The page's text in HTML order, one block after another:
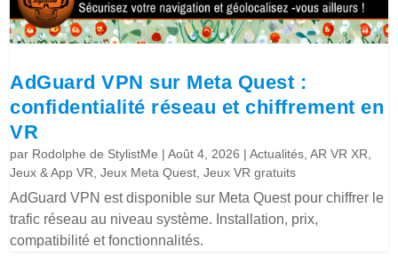
AdGuard VPN sur Meta Quest :
confidentialité réseau et chiffrement en
VR
par Rodolphe de StylistMe |Août 4, 2026 |Actualités,AR VR XR,
Jeux & App VR,Jeux Meta Quest,Jeux VR gratuits
AdGuard VPN est disponible sur Meta Quest pour chiffrer le
trafic réseau au niveau système. Installation, prix,
compatibilité et fonctionnalités.